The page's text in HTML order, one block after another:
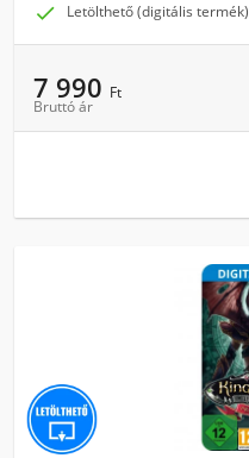
 Letölthető (digitális termék)
7 990 Ft
Bruttó ár